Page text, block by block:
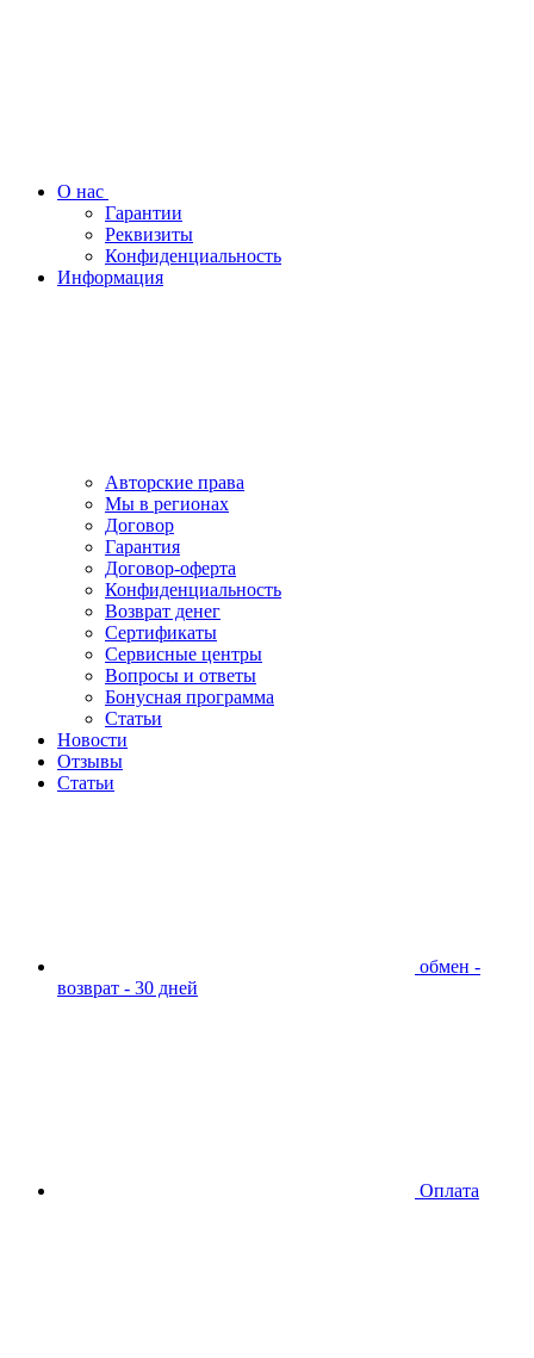
О нас
Гарантии
Реквизиты
Конфиденциальность
Информация
Авторские права
Мы в регионах
Договор
Гарантия
Договор-оферта
Конфиденциальность
Возврат денег
Сертификаты
Сервисные центры
Вопросы и ответы
Бонусная программа
Статьи
Новости
Отзывы
Статьи
обмен -
возврат - 30 дней
Оплата